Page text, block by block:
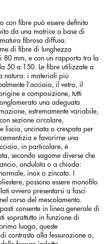
con fibre può essere definito
da una matrice a base di
fibrosa diffusa.
di fibre di lunghezza
80 mm, e con un rapporto tra la
50 a 150. Le fibre utilizzate a
natura: i materiali più
l’acciaio, il vetro, il
e composizione, tutti
una adeguata
estremamente variabile,
sezione circolare,
liscia, uncinata o crespata per
e favorirne una
in particolare, è
secondo sagome diverse che
ondulata o a chiodo:
inox o zincato. I
possono essere monofilo
ovvero presentarsi a fasci
corso del mescolamento.
consente in linea generale di
soprattutto in funzione di
luogo, queste
contrasto alla fessurazione o,